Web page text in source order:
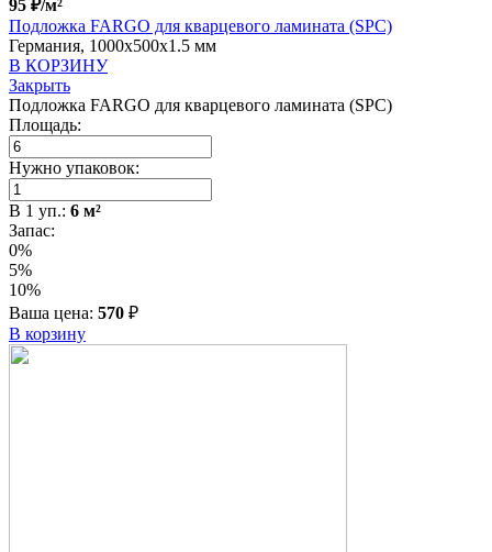
95 ₽/м²
Подложка FARGO для кварцевого ламината (SPC)
Германия, 1000x500x1.5 мм
В КОРЗИНУ
Закрыть
Подложка FARGO для кварцевого ламината (SPC)
Площадь:
Нужно упаковок:
В 1 уп.: 6 м²
Запас:
0%
5%
10%
Ваша цена: 570 ₽
В корзину